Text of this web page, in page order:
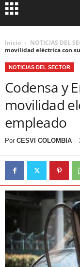
Inicio NOTICIAS DEL
movilidad eléctrica con
NOTICIAS DEL SECTOR
Codensa y
movilidad
empleado
Por CESVI COLOMBIA -